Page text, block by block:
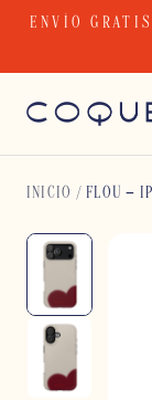
ENVÍO
INICIO /FLOU –